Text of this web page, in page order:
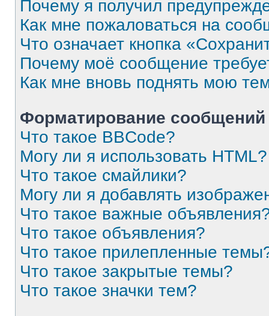
Почему я получил
Как мне пожаловаться на
Что означает кнопка
Почему моё сообщение
Как мне вновь поднять мою
Форматирование
Что такое BBCode?
Могу ли я использовать HTML?
Что такое смайлики?
Могу ли я добавлять
Что такое важные
Что такое объявления?
Что такое прилепленные
Что такое закрытые темы?
Что такое значки тем?